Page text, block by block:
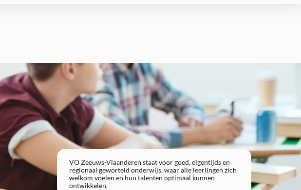
VO Zeeuws-Vlaanderen staat voor goed, eigentijds en
regionaal geworteld onderwijs, waar alle leerlingen zich
welkom voelen en hun talenten optimaal kunnen
ontwikkelen.
VO Zeeuws-Vlaanderen staat voor goed, eigentijds en
regionaal geworteld onderwijs, waar alle leerlingen zich
welkom voelen en hun talenten optimaal kunnen